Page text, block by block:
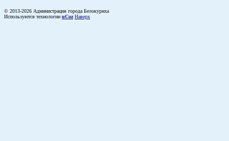
© 2013-2026 Администрация города Белокуриха
Используются технологии uCoz Наверх